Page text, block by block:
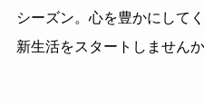
シーズン。心を豊かにして
新生活をスタートしません